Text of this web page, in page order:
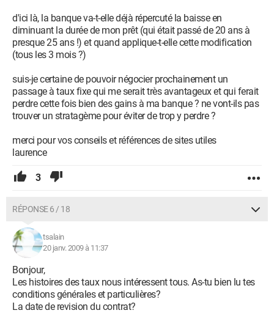
d'ici là, la banque va-t-elle déjà répercuté la baisse en
diminuant la durée de mon prêt (qui était passé de 20 ans à
presque 25 ans !) et quand applique-t-elle cette modification
(tous les 3 mois ?)
suis-je certaine de pouvoir négocier prochainement un
passage à taux fixe qui me serait très avantageux et qui ferait
perdre cette fois bien des gains à ma banque ? ne vont-ils pas
trouver un stratagème pour éviter de trop y perdre ?
merci pour vos conseils et références de sites utiles
laurence
3
RÉPONSE 6 / 18
tsalain
20 janv. 2009 à 11:37
Bonjour,
Les histoires des taux nous intéressent tous. As-tu bien lu tes
conditions générales et particulières?
La date de revision du contrat?